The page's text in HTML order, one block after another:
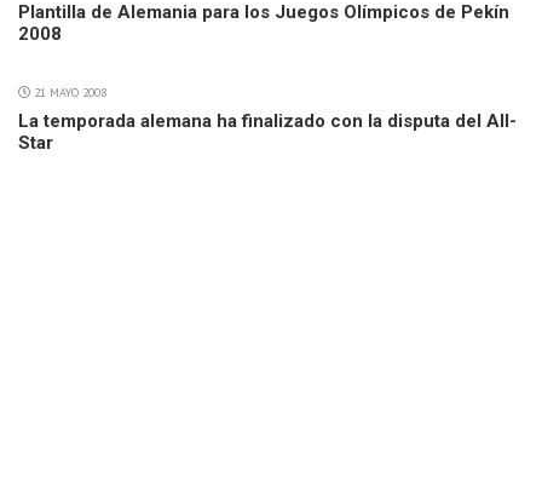
Plantilla de Alemania para los Juegos Olímpicos de Pekín
2008
21 MAYO 2008
La temporada alemana ha finalizado con la disputa del All-
Star